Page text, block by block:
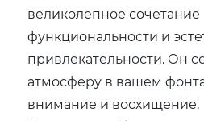
великолепное сочетание
функциональности и
привлекательности. Он
атмосферу в вашем
внимание и восхищение.